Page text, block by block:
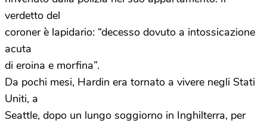
verdetto del
coroner è lapidario: “decesso dovuto a intossicazione
acuta
di eroina e morfina”.
Da pochi mesi, Hardin era tornato a vivere negli Stati
Uniti, a
Seattle, dopo un lungo soggiorno in Inghilterra, per